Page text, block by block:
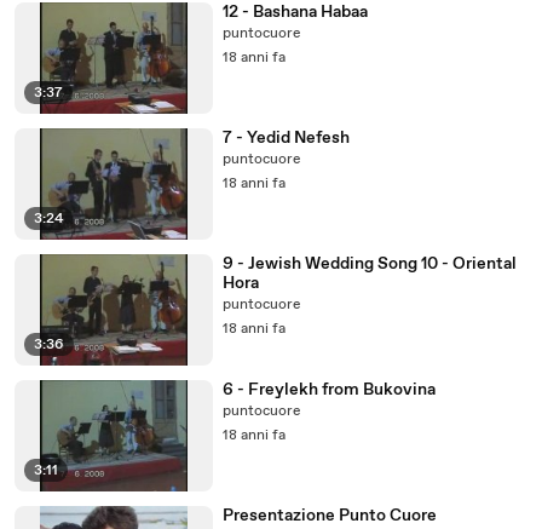
3:37
12 - Bashana Habaa
puntocuore
18 anni fa
3:24
7 - Yedid Nefesh
puntocuore
18 anni fa
3:36
9 - Jewish Wedding Song 10 - Oriental
Hora
puntocuore
18 anni fa
3:11
6 - Freylekh from Bukovina
puntocuore
18 anni fa
Presentazione Punto Cuore